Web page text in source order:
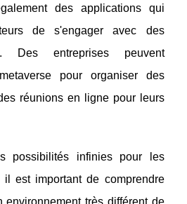
des applications qui
de s'engager avec des
Des entreprises peuvent
pour organiser des
réunions en ligne pour leurs
possibilités infinies pour les
il est important de comprendre